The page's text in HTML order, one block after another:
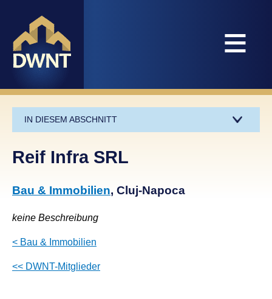
≡
IN DIESEM ABSCHNITT
Reif Infra SRL
Bau & Immobilien, Cluj-Napoca
keine Beschreibung
< Bau & Immobilien
<< DWNT-Mitglieder